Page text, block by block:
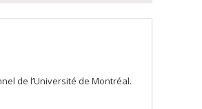
de l’Université de Montréal.